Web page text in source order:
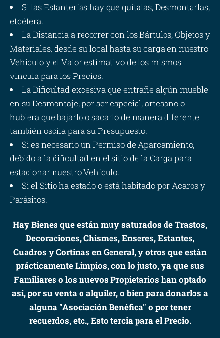
Si las Estanterías hay que quitalas, Desmontarlas,
etcétera.
La Distancia a recorrer con los Bártulos, Objetos y
Materiales, desde su local hasta su carga en nuestro
Vehículo y el Valor estimativo de los mismos
vincula para los Precios.
La Dificultad excesiva que entrañe algún mueble
en su Desmontaje, por ser especial, artesano o
hubiera que bajarlo o sacarlo de manera diferente
también oscila para su Presupuesto.
Si es necesario un Permiso de Aparcamiento,
debido a la dificultad en el sitio de la Carga para
estacionar nuestro Vehículo.
Si el Sitio ha estado o está habitado por Ácaros y
Parásitos.
Hay Bienes que están muy saturados de Trastos,
Decoraciones, Chismes, Enseres, Estantes,
Cuadros y Cortinas en General, y otros que están
prácticamente Limpios, con lo justo, ya que sus
Familiares o los nuevos Propietarios han optado
así, por su venta o alquiler, o bien para donarlos a
alguna "Asociación Benéfica" o por tener
recuerdos, etc., Esto tercia para el Precio.